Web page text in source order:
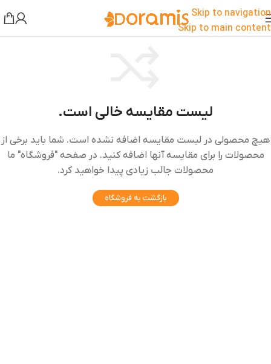
Skip to navigation
Skip to main content
لیست مقایسه خالی است.
هیچ محصولی در لیست مقایسه اضافه نشده است. شما باید برخی از
محصولات را برای مقایسه آنها اضافه کنید. در صفحه "فروشگاه" ما
محصولات جالب زیادی پیدا خواهید کرد.
بازگشت به فروشگاه